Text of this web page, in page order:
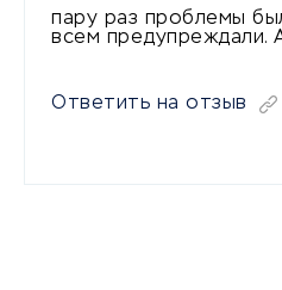
пару раз проблемы
всем предупреждали.
Ответить на отзыв